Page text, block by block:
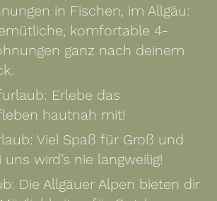
in Fischen, im Allgäu:
komfortable 4-
ganz nach deinem
Erlebe das
hautnah mit!
Viel Spaß für Groß und
wird’s nie langweilig!
Die Allgäuer Alpen bieten dir